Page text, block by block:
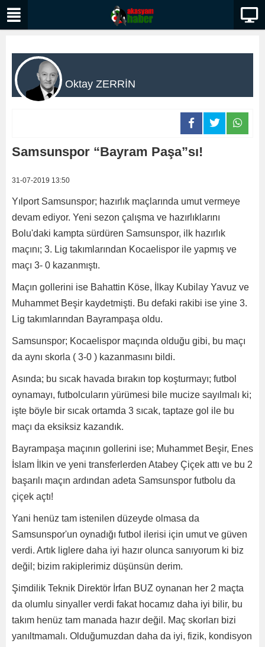
Oktay ZERRİN
Samsunspor “Bayram Paşa”sı!
31-07-2019 13:50
Yılport Samsunspor; hazırlık maçlarında umut vermeye
devam ediyor. Yeni sezon çalışma ve hazırlıklarını
Bolu'daki kampta sürdüren Samsunspor, ilk hazırlık
maçını; 3. Lig takımlarından Kocaelispor ile yapmış ve
maçı 3- 0 kazanmıştı.
Maçın gollerini ise Bahattin Köse, İlkay Kubilay Yavuz ve
Muhammet Beşir kaydetmişti. Bu defaki rakibi ise yine 3.
Lig takımlarından Bayrampaşa oldu.
Samsunspor; Kocaelispor maçında olduğu gibi, bu maçı
da aynı skorla ( 3-0 ) kazanmasını bildi.
Asında; bu sıcak havada bırakın top koşturmayı; futbol
oynamayı, futbolcuların yürümesi bile mucize sayılmalı ki;
işte böyle bir sıcak ortamda 3 sıcak, taptaze gol ile bu
maçı da eksiksiz kazandık.
Bayrampaşa maçının gollerini ise; Muhammet Beşir, Enes
İslam İlkin ve yeni transferlerden Atabey Çiçek attı ve bu 2
başarılı maçın ardından adeta Samsunspor futbolu da
çiçek açtı!
Yani henüz tam istenilen düzeyde olmasa da
Samsunspor'un oynadığı futbol ilerisi için umut ve güven
verdi. Artık liglere daha iyi hazır olunca sanıyorum ki biz
değil; bizim rakiplerimiz düşünsün derim.
Şimdilik Teknik Direktör İrfan BUZ oynanan her 2 maçta
da olumlu sinyaller verdi fakat hocamız daha iyi bilir, bu
takım henüz tam manada hazır değil. Maç skorları bizi
yanıltmamalı. Olduğumuzdan daha da iyi, fizik, kondisyon